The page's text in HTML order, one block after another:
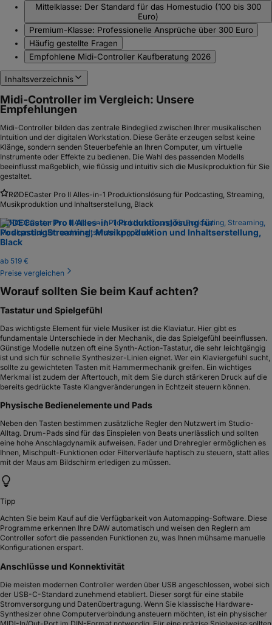
Mittelklasse: Der Standard für das Homestudio (100 bis 300
Euro)
Premium-Klasse: Professionelle Ansprüche über 300 Euro
Häufig gestellte Fragen
Empfohlene Midi-Controller Kaufberatung 2026
Inhaltsverzeichnis
Midi-Controller im Vergleich: Unsere
Empfehlungen
Midi-Controller bilden das zentrale Bindeglied zwischen Ihrer musikalischen
Intuition und der digitalen Workstation. Diese Geräte erzeugen selbst keine
Klänge, sondern senden Steuerbefehle an Ihren Computer, um virtuelle
Instrumente oder Effekte zu bedienen. Die Wahl des passenden Modells
beeinflusst maßgeblich, wie flüssig und intuitiv sich die Musikproduktion für Sie
gestaltet.
RØDECaster Pro II Alles-in-1 Produktionslösung für Podcasting, Streaming,
Musikproduktion und Inhaltserstellung, Black
RØDECaster Pro II Alles-in-1 Produktionslösung für
PodcastingStreaming, Musikproduktion und Inhaltserstellung,
Black
ab 519 €
Preise vergleichen
Worauf sollten Sie beim Kauf achten?
Tastatur und Spielgefühl
Das wichtigste Element für viele Musiker ist die Klaviatur. Hier gibt es
fundamentale Unterschiede in der Mechanik, die das Spielgefühl beeinflussen.
Günstige Modelle nutzen oft eine Synth-Action-Tastatur, die sehr leichtgängig
ist und sich für schnelle Synthesizer-Linien eignet. Wer ein Klaviergefühl sucht,
sollte zu gewichteten Tasten mit Hammermechanik greifen. Ein wichtiges
Merkmal ist zudem der Aftertouch, mit dem Sie durch stärkeren Druck auf die
bereits gedrückte Taste Klangveränderungen in Echtzeit steuern können.
Physische Bedienelemente und Pads
Neben den Tasten bestimmen zusätzliche Regler den Nutzwert im Studio-
Alltag. Drum-Pads sind für das Einspielen von Beats unerlässlich und sollten
eine hohe Anschlagdynamik aufweisen. Fader und Drehregler ermöglichen es
Ihnen, Mischpult-Funktionen oder Filterverläufe haptisch zu steuern, statt alles
mit der Maus am Bildschirm erledigen zu müssen.
Tipp
Achten Sie beim Kauf auf die Verfügbarkeit von Automapping-Software. Diese
Programme erkennen Ihre DAW automatisch und weisen den Reglern am
Controller sofort die passenden Funktionen zu, was Ihnen mühsame manuelle
Konfigurationen erspart.
Anschlüsse und Konnektivität
Die meisten modernen Controller werden über USB angeschlossen, wobei sich
der USB-C-Standard zunehmend etabliert. Dieser sorgt für eine stabile
Stromversorgung und Datenübertragung. Wenn Sie klassische Hardware-
Synthesizer ohne Computerverbindung ansteuern möchten, ist ein physischer